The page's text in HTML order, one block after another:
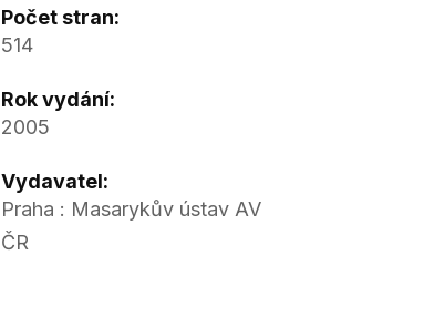
Počet stran:
514
Rok vydání:
2005
Vydavatel:
Praha : Masarykův ústav AV
ČR